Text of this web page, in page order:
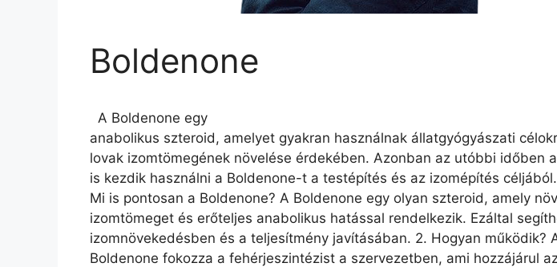
Boldenone
A Boldenone egy
anabolikus szteroid, amelyet gyakran használnak állatgyógyászati
lovak izomtömegének növelése érdekében. Azonban az utóbbi időben
is kezdik használni a Boldenone-t a testépítés és az izomépítés céljából.
Mi is pontosan a Boldenone? A Boldenone egy olyan szteroid, amely
izomtömeget és erőteljes anabolikus hatással rendelkezik. Ezáltal
izomnövekedésben és a teljesítmény javításában. 2. Hogyan működik?
Boldenone fokozza a fehérjeszintézist a szervezetben, ami hozzájárul